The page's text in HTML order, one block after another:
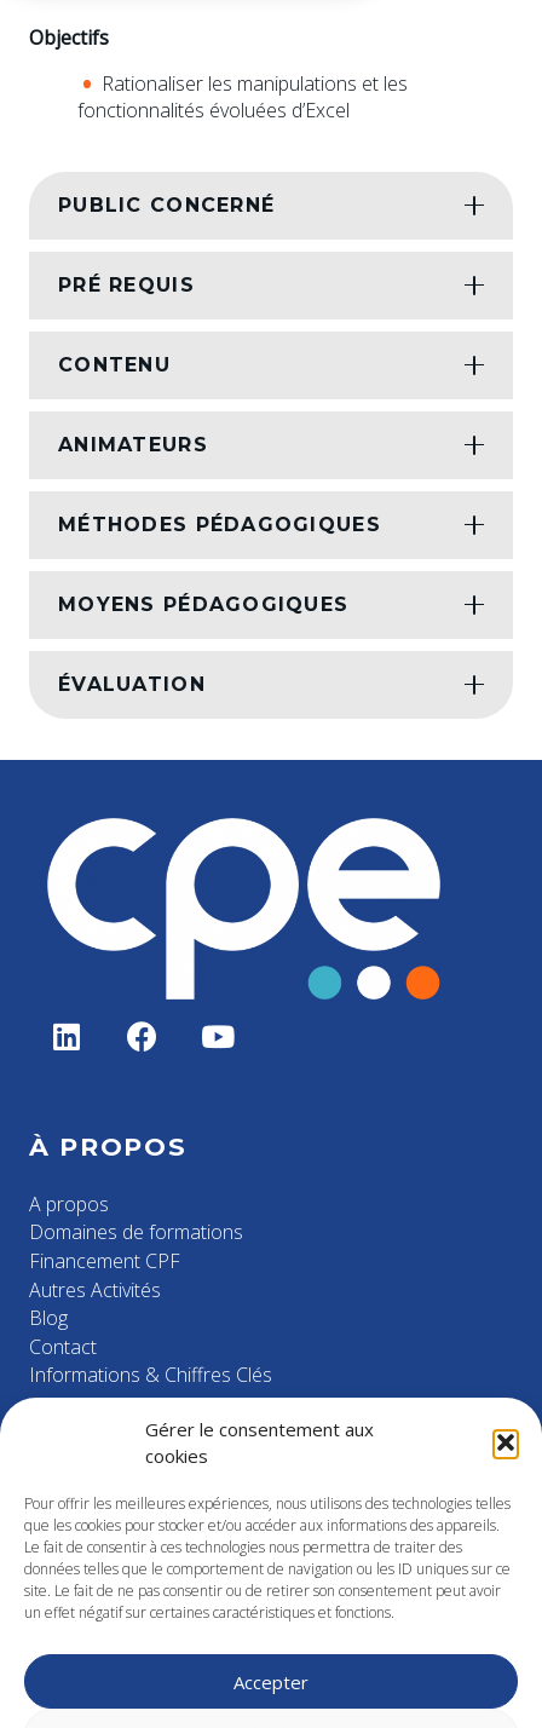
Gérer le consentement aux
cookies
Pour offrir les meilleures expériences, nous utilisons des technologies telles
que les cookies pour stocker et/ou accéder aux informations des appareils.
Le fait de consentir à ces technologies nous permettra de traiter des
données telles que le comportement de navigation ou les ID uniques sur ce
site. Le fait de ne pas consentir ou de retirer son consentement peut avoir
un effet négatif sur certaines caractéristiques et fonctions.
Accepter
Objectifs
Rationaliser les manipulations et les
fonctionnalités évoluées d’Excel
PUBLIC CONCERNÉ
PRÉ REQUIS
CONTENU
ANIMATEURS
MÉTHODES PÉDAGOGIQUES
MOYENS PÉDAGOGIQUES
ÉVALUATION
À PROPOS
A propos
Domaines de formations
Financement CPF
Autres Activités
Blog
Contact
Informations & Chiffres Clés
NOS FORMATIONS
Santé – Sécurité
Industrie
Management
Développement commercial
RH – Droit social
Finance – Gestion
Langue